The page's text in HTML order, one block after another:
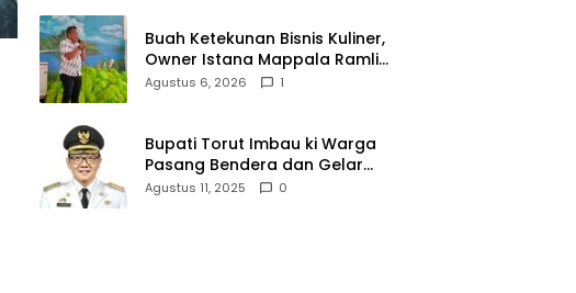
Buah Ketekunan Bisnis Kuliner,
Owner Istana Mappala Ramli
Lallo Tebar 520 Paket
Agustus 6, 2026 1
Bupati Torut Imbau ki Warga
Pasang Bendera dan Gelar
Lomba 17 Agustus
Agustus 11, 2025 0